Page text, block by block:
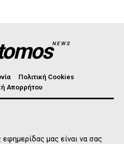
NEWS
Πολιτική Cookies
Απορρήτου
μας είναι να σας